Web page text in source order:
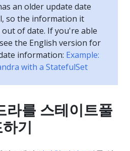
an older update date
so the information it
of date. If you're able
the English version for
information: Example:
with a StatefulSet
라를 스테이트풀
기